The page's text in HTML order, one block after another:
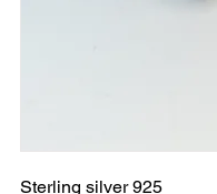
Sterling silver 925